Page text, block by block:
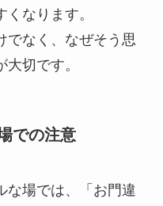
なります。
でなく、なぜそう思
切です。
での注意
な場では、「お門違